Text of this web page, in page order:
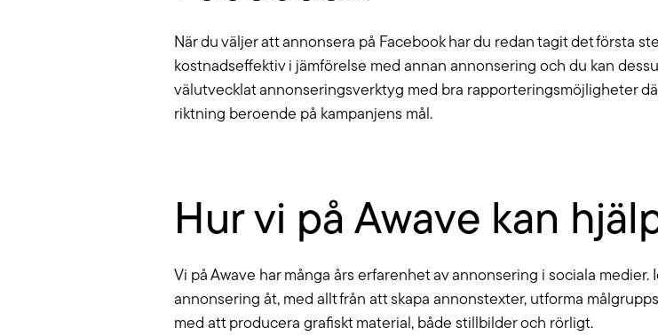
När du väljer att annonsera på Facebook har du redan tagit det första
kostnadseffektiv i jämförelse med annan annonsering och du kan
välutvecklat annonseringsverktyg med bra rapporteringsmöjligheter
riktning beroende på kampanjens mål.
Hur vi på Awave kan
Vi på Awave har många års erfarenhet av annonsering i sociala medier.
annonsering åt, med allt från att skapa annonstexter, utforma
med att producera grafiskt material, både stillbilder och rörligt.